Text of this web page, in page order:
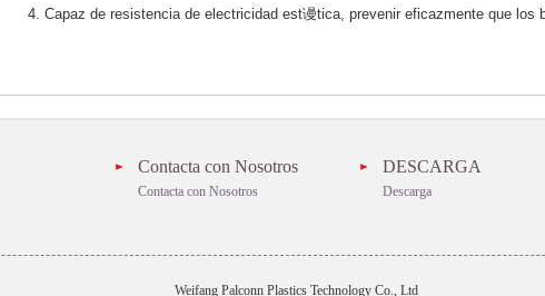
4. Capaz de resistencia de electricidad est谩tica, prevenir eficazmente que los
Contacta con Nosotros
Contacta con Nosotros
DESCARGA
Descarga
Weifang Palconn Plastics Technology Co., Ltd